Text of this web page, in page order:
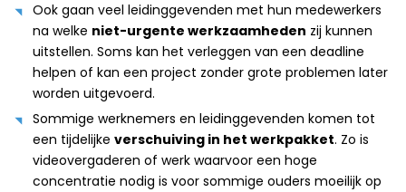
Ook gaan veel leidinggevenden met hun medewerkers
na welke niet-urgente werkzaamheden zij kunnen
uitstellen. Soms kan het verleggen van een deadline
helpen of kan een project zonder grote problemen later
worden uitgevoerd.
Sommige werknemers en leidinggevenden komen tot
een tijdelijke verschuiving in het werkpakket. Zo is
videovergaderen of werk waarvoor een hoge
concentratie nodig is voor sommige ouders moeilijk op